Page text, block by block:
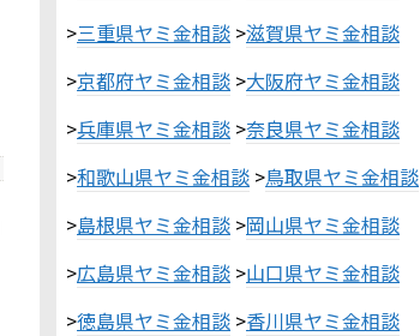
>三重県ヤミ金相談 >滋賀県ヤミ金相談
>京都府ヤミ金相談 >大阪府ヤミ金相談
>兵庫県ヤミ金相談 >奈良県ヤミ金相談
>和歌山県ヤミ金相談 >鳥取県ヤミ金相談
>島根県ヤミ金相談 >岡山県ヤミ金相談
>広島県ヤミ金相談 >山口県ヤミ金相談
>徳島県ヤミ金相談 >香川県ヤミ金相談